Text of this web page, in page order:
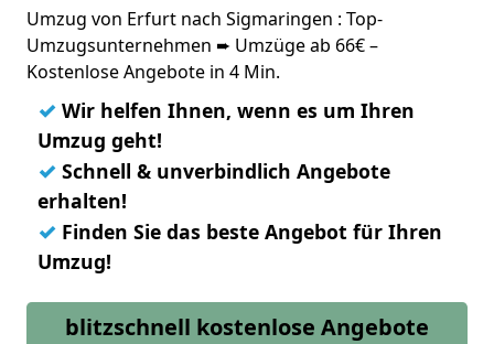
Umzug von Erfurt nach Sigmaringen : Top-
Umzugsunternehmen ➨ Umzüge ab 66€ –
Kostenlose Angebote in 4 Min.
✓ Wir helfen Ihnen, wenn es um Ihren
Umzug geht!
✓ Schnell & unverbindlich Angebote
erhalten!
✓ Finden Sie das beste Angebot für Ihren
Umzug!
blitzschnell kostenlose Angebote